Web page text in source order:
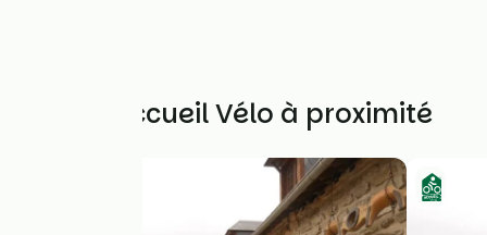
Autres Accueil Vélo à proximité